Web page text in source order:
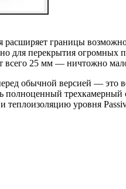
границы
для перекрытия огромных
25 мм — ничтожно
обычной версией —
трехкамерный
теплоизоляцию уровня